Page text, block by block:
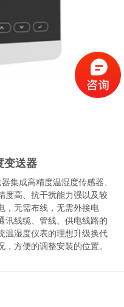
变送器
集成高精度温湿度传感器、
度高、抗干扰能力强以及较
，无需布线，无需外接电
讯线缆、管线、供电线路的
温湿度仪表的理想升级换代
方便的调整安装的位置。